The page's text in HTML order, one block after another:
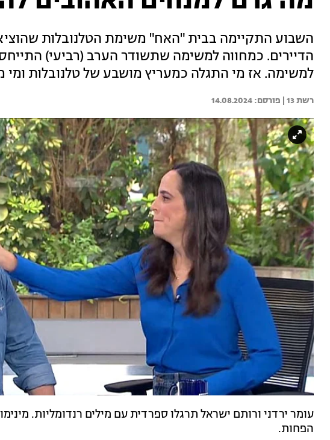
השבוע התקיימה בבית "האח" משימת הטלנובלות
למשימה. אז מי התגלה כמעריץ מושבע של טלנובלות
רשת 13 | 14.08.2024
עומר ירדני ורותם ישראל תרגלו ספרדית עם מילים רנדומליות.
הפחות.